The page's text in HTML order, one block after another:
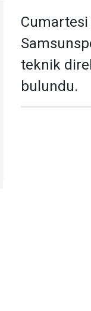
teknik
bulundu.